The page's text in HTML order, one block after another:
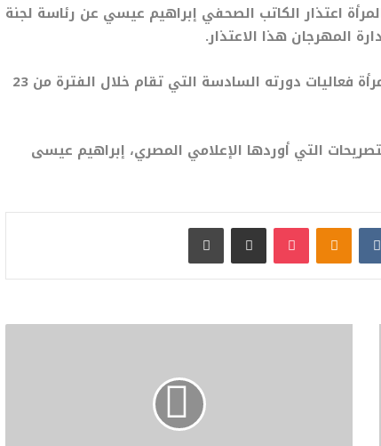
اعتذار الكاتب الصحفي إبراهيم عيسي عن رئاسة لجنة
المهرجان هذا الاعتذار.
ويفتتح اليوم الأربعاء مهرجان أسوان الدولي لأفلام المرأة فعاليات دورته السادسة التي تقام خلال الفترة من 23
التي أوردها الإعلامي المصري، إبراهيم عيسى
Odnoklassniki
بوكيت مشاركة عبر البريد طباعة